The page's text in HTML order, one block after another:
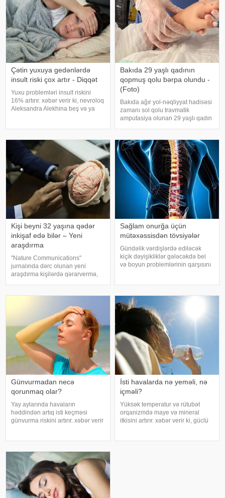
Çətin yuxuya gedənlərdə
insult riski çox artır - Diqqət
Yuxu problemləri insult riskini
16% artırır. xəbər verir ki, nevroloq
Aleksandra Alekhina beş və ya
artdığını deyib. İnsult ciddi və
həyat
Bakıda 29 yaşlı qadının
qopmuş qolu bərpa olundu -
(Foto)
Bakıda ağır yol-nəqliyyat hadisəsi
zamanı sol qolu travmatik
amputasiya olunan 29 yaşlı qadın
zərərçəkən Səhiyyə Nazirliyi
Akademik M.A.Topçubaşov adına
Elmi Cərrahiyy
Kişi beyni 32 yaşına qədər
inkişaf edə bilər – Yeni
araşdırma
"Nature Communications"
jurnalında dərc olunan yeni
araşdırma kişilərdə qərarvermə,
hesabla 32 yaşına qədər inkişa
Sağlam onurğa üçün
mütəxəssisdən tövsiyələr
Gündəlik vərdişlərdə ediləcək
kiçik dəyişikliklər gələcəkdə bel
və boyun problemlərinin qarşısını
duruş onurğanın sağlam
qalmasınd
Günvurmadan necə
qorunmaq olar?
Yay aylarında havaların
həddindən artıq isti keçməsi
günvurma riskini artırır. xəbər verir
diqqətli olmalıdırlar.
Günvurmadan qorunma
İsti havalarda nə yeməli, nə
içməli?
Yüksək temperatur və rütubət
orqanizmdə maye və mineral
itkisini artırır. xəbər verir ki, güclü